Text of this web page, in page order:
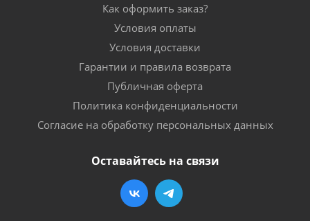
Как оформить заказ?
Условия оплаты
Условия доставки
Гарантии и правила возврата
Публичная оферта
Политика конфиденциальности
Согласие на обработку персональных данных
Оставайтесь на связи